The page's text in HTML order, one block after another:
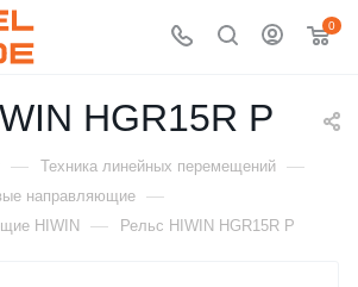
0
HGR15R P
— Техника линейных перемещений —
направляющие —
HIWIN — Рельс HIWIN HGR15R P